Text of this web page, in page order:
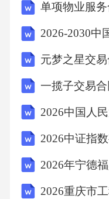
中如发生争议，应
商不成的，任何一
法院提起诉讼。第
乙双方各执一份，
同未尽事宜，双
议，补充协议与本
方（盖章）：
单项物业服务
元梦之星交易
一揽子交易合